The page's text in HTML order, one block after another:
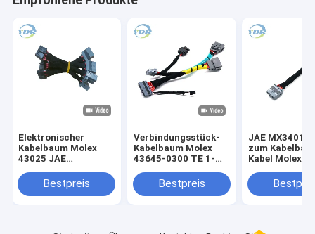
Elektronischer
Kabelbaum Molex
43025 JAE
Verbindungsstück
Bestpreis
Verbindungsstück-
Kabelbaum Molex
43645-0300 TE 1-
MX34020PF1 Kabel
Bestpreis
JAE
zum
Kabel Molex